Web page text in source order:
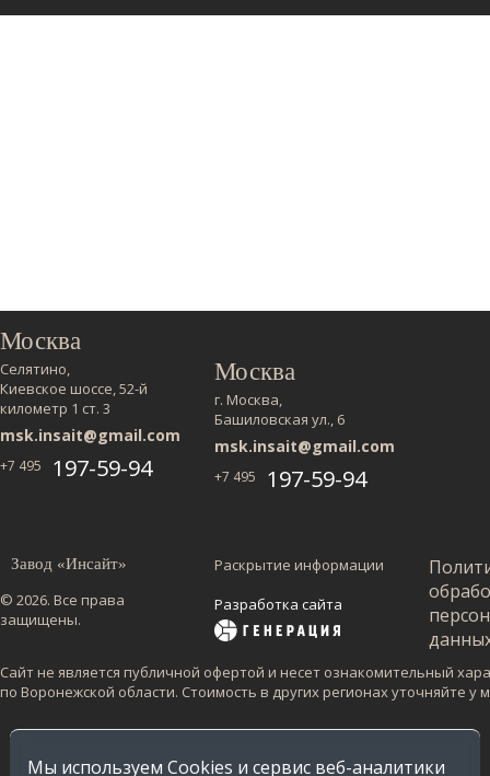
Москва
Селятино,
Киевское шоссе, 52-й
километр 1 ст. 3
msk.insait@gmail.com
+7 495 197-59-94
Москва
г. Москва,
Башиловская ул., 6
msk.insait@gmail.com
+7 495 197-59-94
Завод «Инсайт»
© 2026. Все права
защищены.
Раскрытие информации
Разработка сайта
Сайт не является публичной офертой и несет ознакомительный
по Воронежской области. Стоимость в других регионах уточняйте
Мы используем Cookies и сервис веб-аналитики